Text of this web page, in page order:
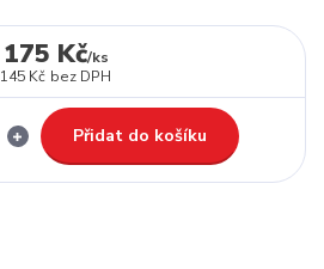
175 Kč/ks
145 Kč bez DPH
Přidat do košíku